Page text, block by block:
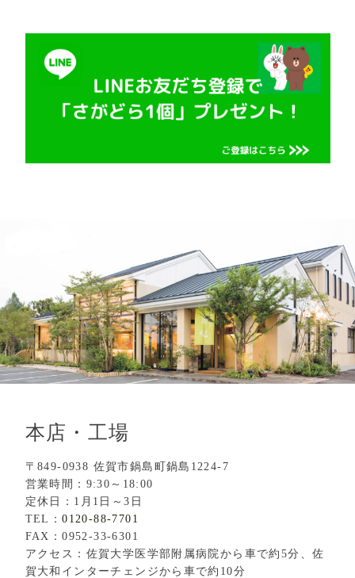
本店・工場
〒849-0938 佐賀市鍋島町鍋島1224-7
営業時間：9:30～18:00
定休日：1月1日～3日
TEL：0120-88-7701
FAX：0952-33-6301
アクセス：佐賀大学医学部附属病院から車で約5分、佐
賀大和インターチェンジから車で約10分